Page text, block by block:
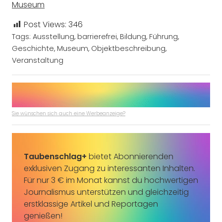
Museum
Post Views: 346
Tags: Ausstellung, barrierefrei, Bildung, Führung,
Geschichte, Museum, Objektbeschreibung,
Veranstaltung
Sie wünschen sich auch eine Werbeanzeige?
Taubenschlag+ bietet Abonnierenden
exklusiven Zugang zu interessanten Inhalten.
Für nur 3 € im Monat kannst du hochwertigen
Journalismus unterstützen und gleichzeitig
erstklassige Artikel und Reportagen
genießen!